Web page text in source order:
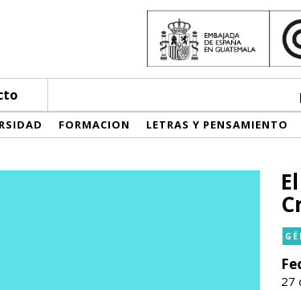
FORMACION LETRAS Y PENSAMIENTO
27